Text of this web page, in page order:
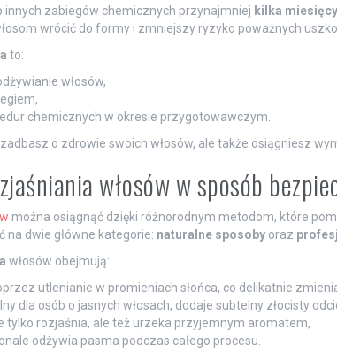
innych zabiegów chemicznych przynajmniej kilka miesięcy
wrócić do formy i zmniejszy ryzyko poważnych
to:
włosów,
chemicznych w okresie przygotowawczym.
o zdrowie swoich włosów, ale także osiągniesz
włosów w sposób
można osiągnąć dzięki różnorodnym metodom, które
na dwie główne kategorie: naturalne sposobyoraz
włosów obejmują:
utlenianie w promieniach słońca, co delikatnie
dla osób o jasnych włosach, dodaje subtelny złocisty
tylko rozjaśnia, ale też urzeka przyjemnym aromatem,
odżywia pasma podczas całego procesu.